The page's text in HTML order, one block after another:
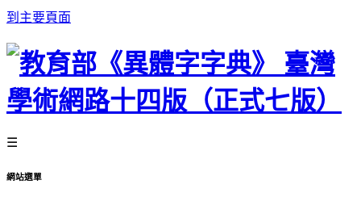
到主要頁面
☰
網站選單